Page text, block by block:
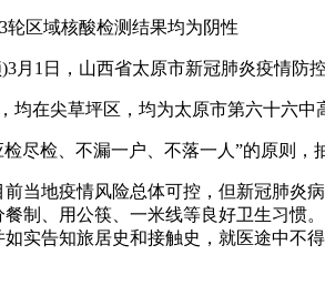
区域核酸检测结果均为阴性
1日，山西省太原市新冠肺炎疫情防控
在尖草坪区，均为太原市第六十六中
检、不漏一户、不落一人”的原则，
地疫情风险总体可控，但新冠肺炎
制、用公筷、一米线等良好卫生习惯
实告知旅居史和接触史，就医途中不